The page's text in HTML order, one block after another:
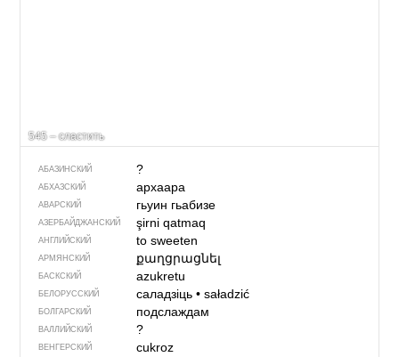
545 – сластить
АБАЗИНСКИЙ ?
АБХАЗСКИЙ архаара
АВАРСКИЙ гьуин гьабизе
АЗЕРБАЙДЖАН­СКИЙ şirni qatmaq
АНГЛИЙСКИЙ to sweeten
АРМЯНСКИЙ քաղցրացնել
БАСКСКИЙ azukretu
БЕЛОРУССКИЙ саладзіць• saładzić
БОЛГАРСКИЙ подслаждам
ВАЛЛИЙСКИЙ ?
ВЕНГЕРСКИЙ cukroz